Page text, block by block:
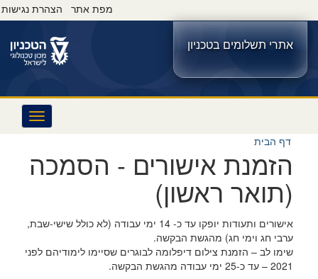
e
e
מפת אתר הצהרת נגישות
אתרי תשלומים בטכניון
דף הבית
הזמנת אישורים - הסמכה
(תואר ראשון)
אישורים ותעודות יופקו עד כ- 14 ימי עבודה (לא כולל שישי-שבת,
ערבי חג וימי חג) מהגשת הבקשה.
שימו לב – הזמנת צילום דיפלומה לבוגרים שסיימו לימודיהם לפני
2021 – עד כ-25 ימי עבודה מהגשת הבקשה.